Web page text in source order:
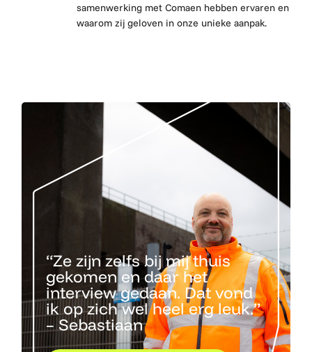
samenwerking met Comaen hebben ervaren en
waarom zij geloven in onze unieke aanpak.
“Ze zijn zelfs bij mij thuis
gekomen en daar het
interview gedaan. Dat vond
ik op zich wel heel erg leuk.”
– Sebastiaan